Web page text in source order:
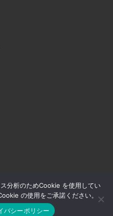
All rights reserved. テーマ:Spaciousby
by: WordPress.
ア お知らせ 交通案内
分析のためCookie を使用してい
の使用をご承諾ください。
バシーポリシー